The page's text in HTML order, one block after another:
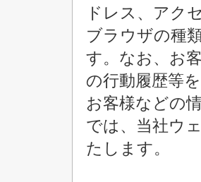
ドレス、アク
ブラウザの種
す。なお、お
の行動履歴等
お客様などの
では、当社ウ
たします。